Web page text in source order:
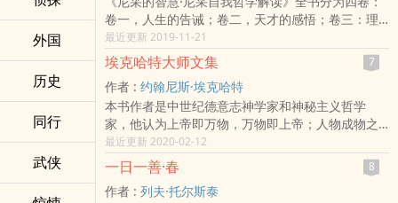
外国
历史
同行
武侠
要义可以概括为两条基本原则：一、个人的行为只
要不涉及他人的利害，个人就有完全的行动自由，
不必向社会负责；他人对于这个人的行为不得干
涉，至多可以进行忠告、规劝或避而不理。二、只
有当个人的行为危害到他人利益时，个人才应当接
受社会的或法律的惩罚。社会只有在这个时候，才
对个人的行为有裁判权，也才能对个人施加强制力
量。
卷一，人生的告诫；卷二，天才的感悟；卷三：理
性的思考；卷四：疯狂的激情。全书囊括了尼采思
想中最具代表性的观点和主张，包含有很多惊世警
言，如“人是应该超越的东西”、“上帝死了”等。读其
书而知其人，明其义而囿其辞。我们深信《尼采的
智慧·尼采自我哲学解读》对于帮助读者了解尼采有
重要的作用。在存在主义的演讲过程中，尼采占着
中心的席位：如果没有尼采，那么雅斯贝尔斯、海
德格尔和萨特是不可思议的。并且，加缪《西西弗
斯的神话》的结论，听来也像是尼采遥远的回音。
他是一个幽灵，一个在人生的旅途中徘徊在理性与
最近更新 2019-11-21
埃克哈特大师文集 7
作者 : 约翰尼斯·埃克哈特
本书作者是中世纪德意志神学家和神秘主义哲学
家，他认为上帝即万物，万物即上帝；人物成物之
景，人的灵性与上帝的神性是共通的。他的系列神
学思想不但构成了基督教新教的理论基础，而且哲
学家产生了极为深运的影响。本书包括了埃克哈特
大师的主要论著，即《教海录》、《论属种的
最近更新 2020-02-12
一日一善·春 8
作者 : 列夫·托尔斯泰